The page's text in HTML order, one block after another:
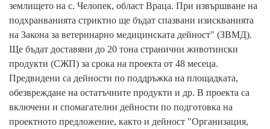
землището на с. Челопек, област Враца. При извършване на
подхранванията стриктно ще бъдат спазвани изискванията
на Закона за ветеринарно медицинската дейност" (ЗВМД).
Ще бъдат доставяни до 20 тона странични животински
продукти (СЖП) за срока на проекта от 48 месеца.
Предвидени са дейности по поддръжка на площадката,
обезвреждане на остатъчните продукти и др. В проекта са
включени и спомагателни дейности по подготовка на
проектното предложение, както и дейност "Организация,